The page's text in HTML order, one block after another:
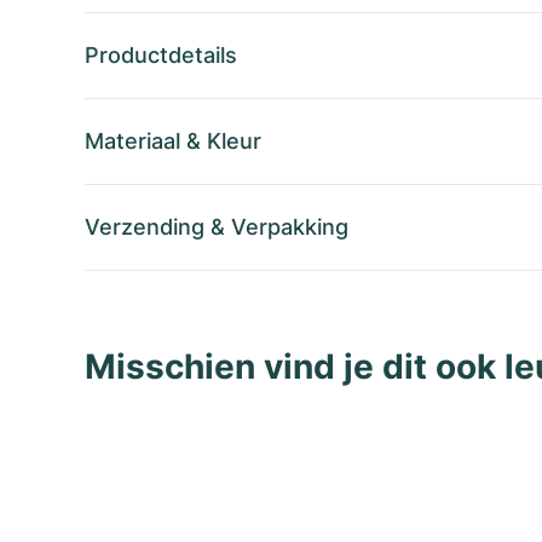
Productdetails
Materiaal & Kleur
Verzending & Verpakking
Misschien vind je dit ook